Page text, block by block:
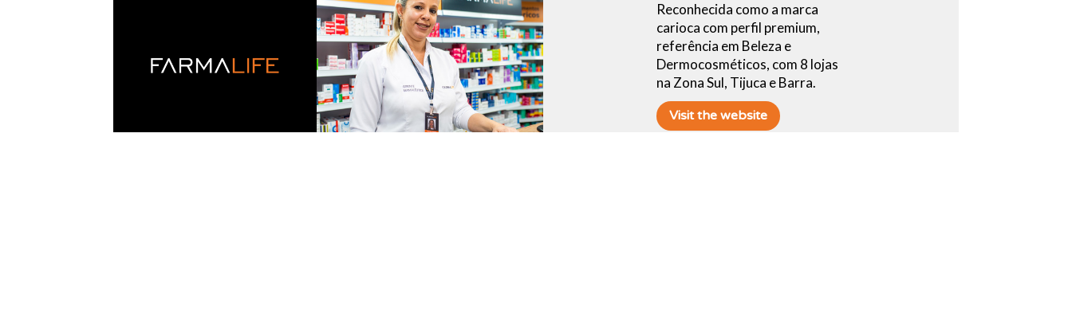
Reconhecida como a marca
carioca com perfil premium,
referência em Beleza e
Dermocosméticos, com 8 lojas
na Zona Sul, Tijuca e Barra.
Visit the website